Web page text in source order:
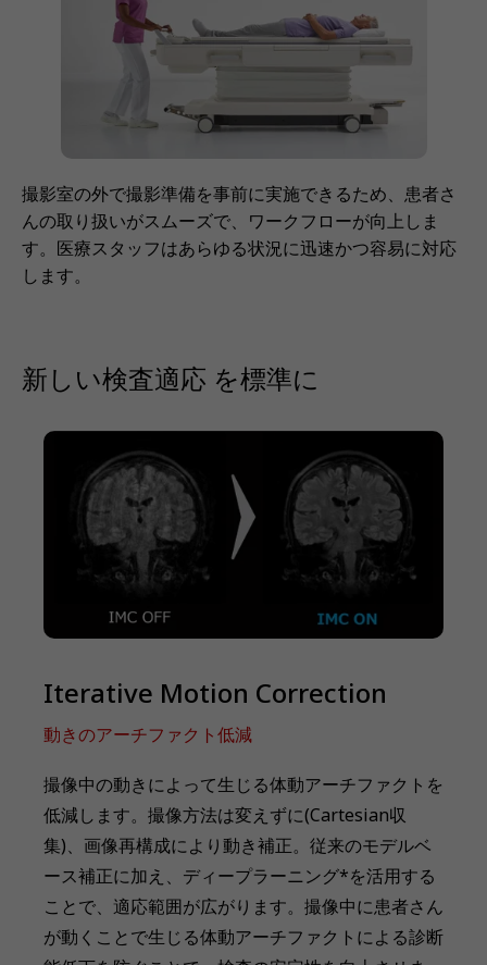
撮影室の外で撮影準備を事前に実施できるため、患者さ
んの取り扱いがスムーズで、ワークフローが向上しま
す。医療スタッフはあらゆる状況に迅速かつ容易に対応
します。
新しい検査適応 を標準に
Iterative Motion Correction
動きのアーチファクト低減
撮像中の動きによって生じる体動アーチファクトを
低減します。撮像方法は変えずに(Cartesian収
集)、画像再構成により動き補正。従来のモデルベ
ース補正に加え、ディープラーニング*を活用する
ことで、適応範囲が広がります。撮像中に患者さん
が動くことで生じる体動アーチファクトによる診断